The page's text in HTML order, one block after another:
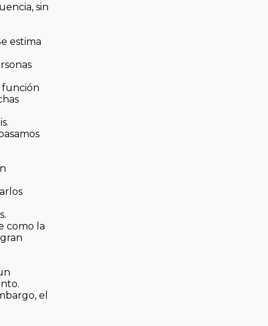
sin
estima
función
como la
el